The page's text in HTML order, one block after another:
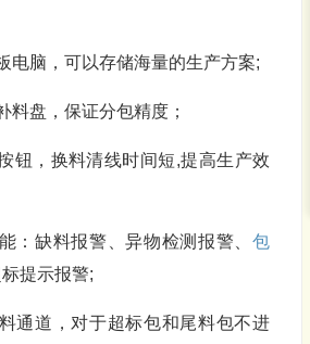
电脑，可以存储海量的生产方案;
料盘，保证分包精度；
钮，换料清线时间短,提高生产效
：缺料报警、异物检测报警、 包
提示报警;
通道，对于超标包和尾料包不进